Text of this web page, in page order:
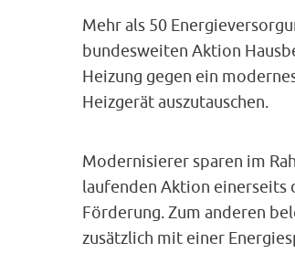
Mehr als 50
bundesweiten Aktion
Heizung gegen ein
Heizgerät auszutauschen.
Modernisierer sparen im
laufenden Aktion einerseits
Förderung. Zum anderen
zusätzlich mit einer